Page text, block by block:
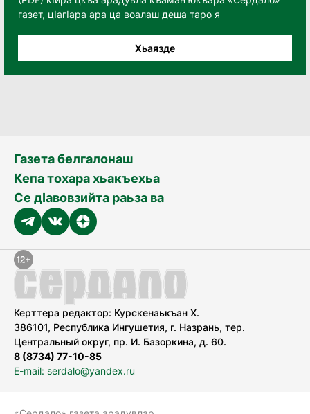
газет, цӀагӀара ара ца воалаш деша таро я
Хьаязде
Газета белгалонаш
Кепа тохара хьакъехьа
Се дӀавовзийта раьза ва
Керттера редактор: Курскенаькъан Х.
386101, Республика Ингушетия, г. Назрань, тер.
Центральный округ, пр. И. Базоркина, д. 60.
8 (8734) 77-10-85
E-mail: serdalo@yandex.ru